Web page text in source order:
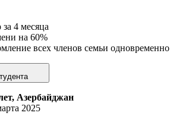
4 месяца
на 60%
всех членов семьи одновременно
Азербайджан
2025